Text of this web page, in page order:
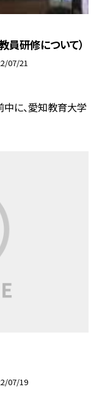
員研修について）
07/21
中に、愛知教育大学
07/19